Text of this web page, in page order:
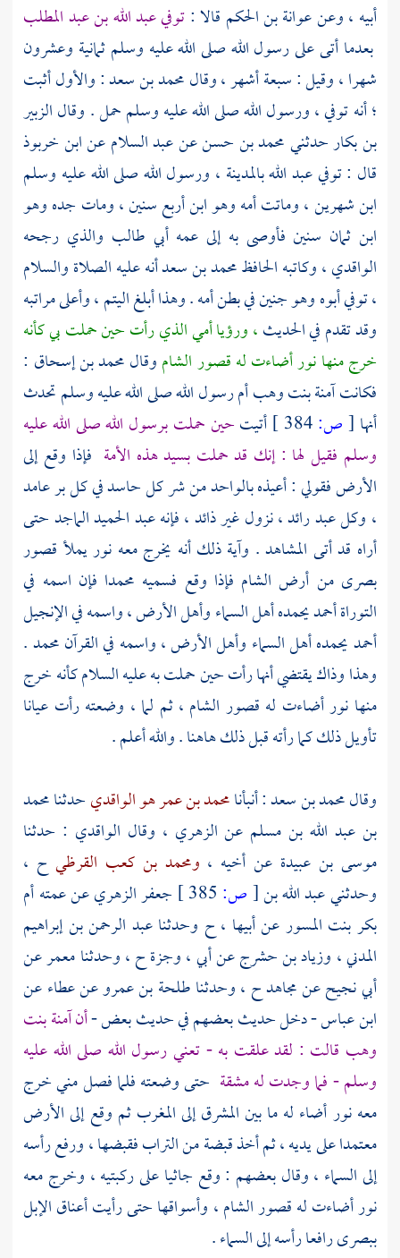
أبيه ، وعنعوانة بن الحكم قالا :توفيعبد الله بن عبد المطلب
بعدما أتى على رسول الله صلى الله عليه وسلم ثمانية وعشرون
شهرا ، وقيل : سبعة أشهر ، وقالمحمد بن سعد: والأول أثبت
؛ أنه توفي ، ورسول الله صلى الله عليه وسلم حمل . وقالالزبير
بن بكارحدثنيمحمد بن حسن عن عبد السلامعنابن خربوذ
قال : توفيعبد اللهبالمدينة ، ورسول الله صلى الله عليه وسلم
ابن شهرين ، وماتت أمه وهو ابن أربع سنين ، ومات جده وهو
ابن ثمان سنين فأوصى به إلى عمهأبي طالب والذي رجحه
الواقدي ،وكاتبه الحافظمحمد بن سعدأنه عليه الصلاة والسلام
، توفي أبوه وهو جنين في بطن أمه . وهذا أبلغ اليتم ، وأعلى مراتبه
وقد تقدم في الحديث، ورؤيا أمي الذي رأت حين حملت بي كأنه
خرج منها نور أضاءت له قصورالشاموقالمحمد بن إسحاق :
فكانتآمنة بنت وهب أم رسول الله صلى الله عليه وسلمتحدث
أنها [ص: أتيتحين حملت برسول الله صلى الله عليه
وسلم فقيل لها : إنك قد حملت بسيد هذه الأمة فإذا وقع إلى
الأرض فقولي : أعيذه بالواحد من شر كل حاسد في كل بر عامد
، وكل عبد رائد ، نزول غير ذائد ، فإنه عبد الحميد الماجد حتى
أراه قد أتى المشاهد . وآية ذلك أنه يخرج معه نور يملأ قصور
بصرىمن أرض الشام فإذا وقع فسميه محمدا فإن اسمه في
التوراةأحمديحمده أهل السماء وأهل الأرض ، واسمه في الإنجيل
أحمديحمده أهل السماء وأهل الأرض ، واسمه في القرآنمحمد.
وهذا وذاك يقتضي أنها رأت حين حملت به عليه السلام كأنه خرج
منها نور أضاءت له قصور الشام ، ثم لما ، وضعته رأت عيانا
تأويل ذلك كما رأته قبل ذلك هاهنا . والله أعلم .
وقالمحمد بن سعد: أنبأنامحمد بن عمر هو الواقديحدثنامحمد
بن عبد الله بن مسلم عن الزهري ، وقال الواقدي : حدثنا
موسى بن عبيدة عن أخيه ، ومحمد بن كعب القرظي ح ،
وحدثنيعبد الله بن[ص: جعفر الزهريعن عمتهأم
بكر بنت المسورعن أبيها ، ح وحدثناعبد الرحمن بن إبراهيم
المدني ، وزياد بن حشرجعنأبي ، وجزةح ، وحدثنامعمرعن
أبي نجيحعنمجاهدح ، وحدثناطلحة بن عمروعنعطاءعن
ابن عباس- دخل حديث بعضهم في حديث بعض -أنآمنة بنت
وهب قالت : لقد علقت به - تعني رسول الله صلى الله عليه
وسلم - فما وجدت له مشقة حتى وضعته فلما فصل مني خرج
معه نور أضاء له ما بين المشرق إلى المغرب ثم وقع إلى الأرض
معتمدا على يديه ، ثم أخذ قبضة من التراب فقبضها ، ورفع رأسه
إلى السماء ، وقال بعضهم : وقع جاثيا على ركبتيه ، وخرج معه
نور أضاءت له قصورالشام ، وأسواقها حتى رأيت أعناق الإبل
ببصرىرافعا رأسه إلى السماء .